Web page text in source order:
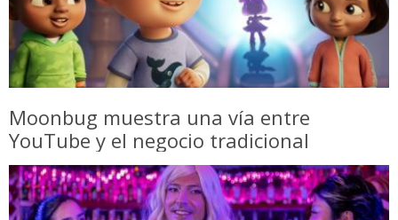
Moonbug muestra una vía entre
YouTube y el negocio tradicional